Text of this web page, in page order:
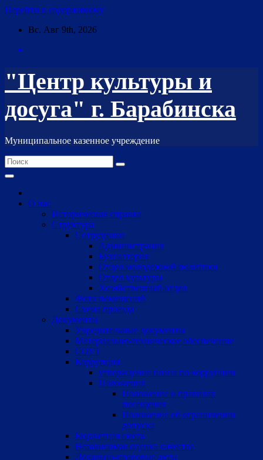
Перейти к содержимому
Вс. Авг 9th, 2026
"Центр культуры и
досуга" г. Барабинска
Муниципальное казенное учреждение
О нас
Историческая справка
Структура
Сотрудники
Администрация
Бухгалтерия
Отдел молодежной политики
Отдел культуры
Хозяйственный отдел
Фото помещений
Схема проезда
Документы
Учредительные документы
Материально-техническое обеспечение
СОУТ
Коррупция
утверждение плана по коррупции
Положения
Положение о правилах
посещения
Положение об ограничении
допуска
Бюджетная смета
Независимая оценка качества
Локально-правовые акты